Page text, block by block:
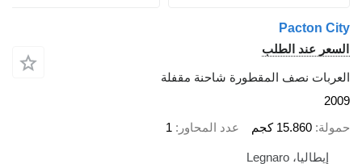
الطلب
نصف المقطورة شاحنة مقفلة
كجم عدد المحاور 1